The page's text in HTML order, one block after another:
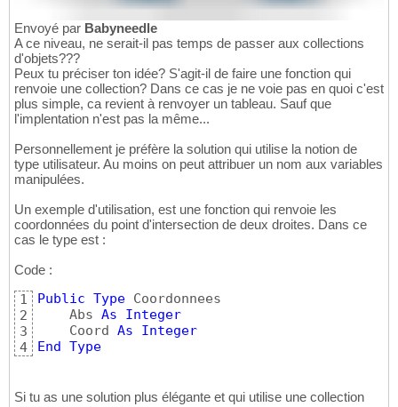
40
41
42
43
44
Function
Public Sub DeuxResultats_C(ByRef R1 As
    R1 =
    R2 =
"essai de la méthode C"
End Sub
Envoyé par Babyneedle
A ce niveau, ne serait-il pas temps de passer aux collections
d'objets???
Peux tu préciser ton idée? S'agit-il de faire une fonction qui
renvoie une collection? Dans ce cas je ne voie pas en quoi c'est
plus simple, ca revient à renvoyer un tableau. Sauf que
l'implentation n'est pas la même...
Personnellement je préfère la solution qui utilise la notion de
type utilisateur. Au moins on peut attribuer un nom aux variables
manipulées.
Un exemple d'utilisation, est une fonction qui renvoie les
coordonnées du point d'intersection de deux droites. Dans ce
cas le type est :
Code :
1
2
3
4
Public Type Coordonnees
    Abs
As
Integer
    Coord
As
Integer
End Type
Si tu as une solution plus élégante et qui utilise une collection